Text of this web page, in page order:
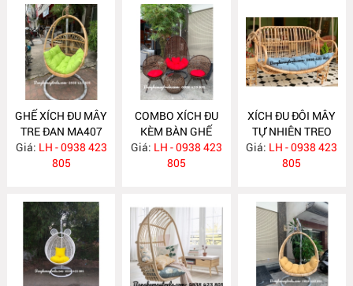
GHẾ XÍCH ĐU MÂY
TRE ĐAN MA407
Giá: LH - 0938 423
805
COMBO XÍCH ĐU
KÈM BÀN GHẾ
MÂY NHỰA
NH175
Giá: LH - 0938 423
805
XÍCH ĐU ĐÔI MÂY
TỰ NHIÊN TREO
TRẦN NHÀ MA406
Giá: LH - 0938 423
805